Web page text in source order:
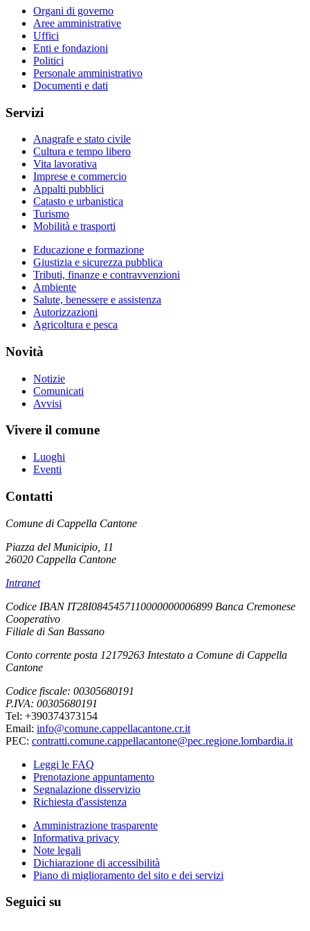
Organi di governo
Aree amministrative
Uffici
Enti e fondazioni
Politici
Personale amministrativo
Documenti e dati
Servizi
Anagrafe e stato civile
Cultura e tempo libero
Vita lavorativa
Imprese e commercio
Appalti pubblici
Catasto e urbanistica
Turismo
Mobilità e trasporti
Educazione e formazione
Giustizia e sicurezza pubblica
Tributi, finanze e contravvenzioni
Ambiente
Salute, benessere e assistenza
Autorizzazioni
Agricoltura e pesca
Novità
Notizie
Comunicati
Avvisi
Vivere il comune
Luoghi
Eventi
Contatti
Comune di Cappella Cantone
Piazza del Municipio, 11
26020 Cappella Cantone
Intranet
Codice IBAN IT28I0845457110000000006899 Banca Cremonese
Cooperativo
Filiale di San Bassano
Conto corrente posta 12179263 Intestato a Comune di Cappella
Cantone
Codice fiscale: 00305680191
P.IVA: 00305680191
Tel: +390374373154
Email: info@comune.cappellacantone.cr.it
PEC: contratti.comune.cappellacantone@pec.regione.lombardia.it
Leggi le FAQ
Prenotazione appuntamento
Segnalazione disservizio
Richiesta d'assistenza
Amministrazione trasparente
Informativa privacy
Note legali
Dichiarazione di accessibilità
Piano di miglioramento del sito e dei servizi
Seguici su